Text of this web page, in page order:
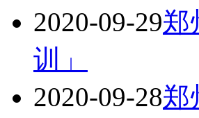
2020-09-29郑
训」
2020-09-28郑